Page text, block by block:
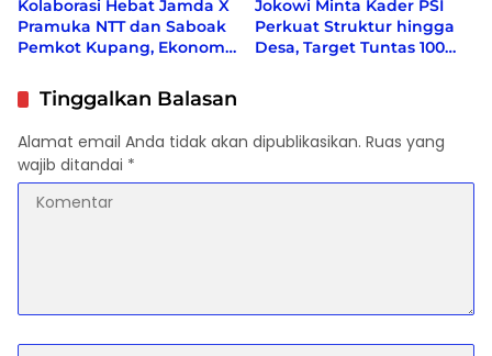
Kolaborasi Hebat Jamda X
Pramuka NTT dan Saboak
Pemkot Kupang, Ekonomi
Sosial di Kampanyekan
Jokowi Minta Kader PSI
Perkuat Struktur hingga
Desa, Target Tuntas 100
Tinggalkan Balasan
Alamat email Anda tidak akan dipublikasikan. Ruas yang
wajib ditandai *